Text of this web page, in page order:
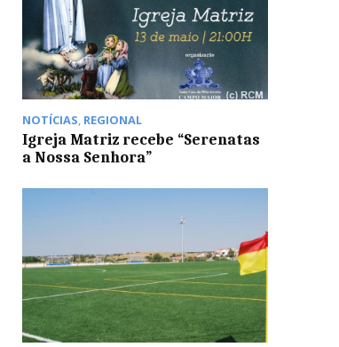
NOTÍCIAS, REGIONAL
Igreja Matriz recebe “Serenatas
a Nossa Senhora”